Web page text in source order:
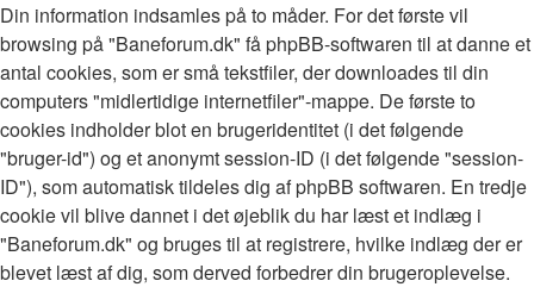
Din information indsamles på to måder. For det første vil
browsing på "Baneforum.dk" få phpBB-softwaren til at danne et
antal cookies, som er små tekstfiler, der downloades til din
computers "midlertidige internetfiler"-mappe. De første to
cookies indholder blot en brugeridentitet (i det følgende
"bruger-id") og et anonymt session-ID (i det følgende "session-
ID"), som automatisk tildeles dig af phpBB softwaren. En tredje
cookie vil blive dannet i det øjeblik du har læst et indlæg i
"Baneforum.dk" og bruges til at registrere, hvilke indlæg der er
blevet læst af dig, som derved forbedrer din brugeroplevelse.